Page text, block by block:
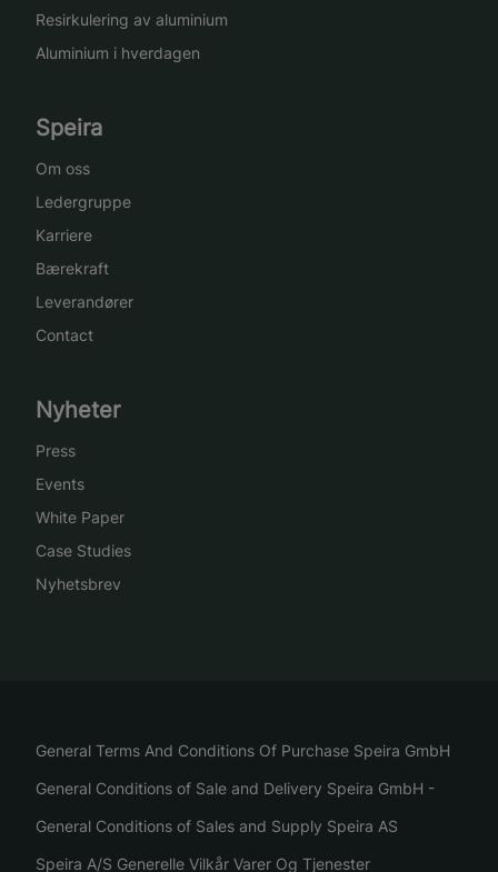
Resirkulering av aluminium
Aluminium i hverdagen
Speira
Om oss
Ledergruppe
Karriere
Bærekraft
Leverandører
Contact
Nyheter
Press
Events
White Paper
Case Studies
Nyhetsbrev
General Terms And Conditions Of Purchase Speira GmbH
General Conditions of Sale and Delivery Speira GmbH -
General Conditions of Sales and Supply Speira AS
Speira A/S Generelle Vilkår Varer Og Tjenester